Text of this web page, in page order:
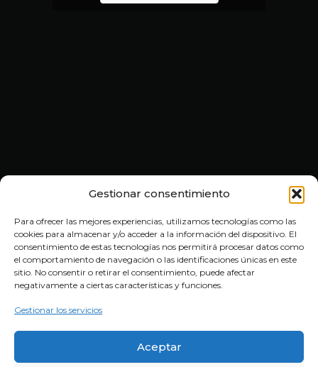
Gestionar consentimiento
Para ofrecer las mejores experiencias, utilizamos tecnologías como las
cookies para almacenar y/o acceder a la información del dispositivo. El
consentimiento de estas tecnologías nos permitirá procesar datos como
el comportamiento de navegación o las identificaciones únicas en este
sitio. No consentir o retirar el consentimiento, puede afectar
negativamente a ciertas características y funciones.
Gestionar los servicios
Aceptar
HORARIO
Sábados: 10:00–14:00h
MES DE AGOSTO: Sábados cerrado.
© 2025 MOTOS JOSE COMPLEMENTOS RIOJA.